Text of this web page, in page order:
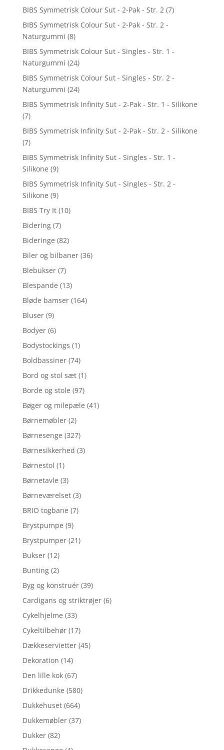
BIBS Symmetrisk Colour Sut - 2-Pak - Str. 2 (7)
BIBS Symmetrisk Colour Sut - 2-Pak - Str. 2 -
Naturgummi (8)
BIBS Symmetrisk Colour Sut - Singles - Str. 1 -
Naturgummi (24)
BIBS Symmetrisk Colour Sut - Singles - Str. 2 -
Naturgummi (24)
BIBS Symmetrisk Infinity Sut - 2-Pak - Str. 1 - Silikone
(7)
BIBS Symmetrisk Infinity Sut - 2-Pak - Str. 2 - Silikone
(7)
BIBS Symmetrisk Infinity Sut - Singles - Str. 1 -
Silikone (9)
BIBS Symmetrisk Infinity Sut - Singles - Str. 2 -
Silikone (9)
BIBS Try It (10)
Bidering (7)
Bideringe (82)
Biler og bilbaner (36)
Blebukser (7)
Blespande (13)
Bløde bamser (164)
Bluser (9)
Bodyer (6)
Bodystockings (1)
Boldbassiner (74)
Bord og stol sæt (1)
Borde og stole (97)
Bøger og milepæle (41)
Børnemøbler (2)
Børnesenge (327)
Børnesikkerhed (3)
Børnestol (1)
Børnetavle (3)
Børneværelset (3)
BRIO togbane (7)
Brystpumpe (9)
Brystpumper (21)
Bukser (12)
Bunting (2)
Byg og konstruér (39)
Cardigans og striktrøjer (6)
Cykelhjelme (33)
Cykeltilbehør (17)
Dækkeservietter (45)
Dekoration (14)
Den lille kok (67)
Drikkedunke (580)
Dukkehuset (664)
Dukkemøbler (37)
Dukker (82)